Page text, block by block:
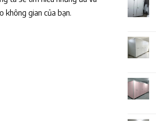
không gian của bạn.